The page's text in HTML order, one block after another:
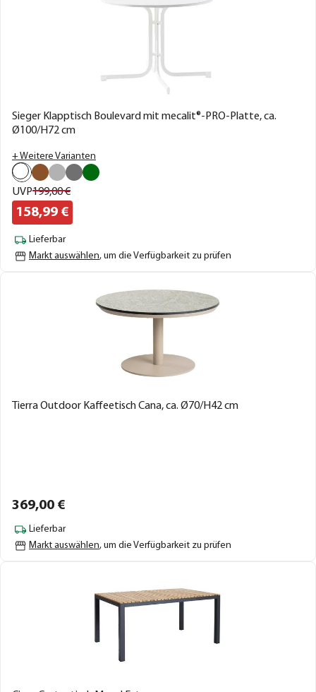
Sieger Klapptisch Boulevard mit mecalit®-PRO-Platte, ca.
Ø100/H72 cm
+ Weitere Varianten
UVP199,00€
158,99 €
Lieferbar
Markt auswählen, um die Verfügbarkeit zu prüfen
Tierra Outdoor Kaffeetisch Cana, ca. Ø70/H42 cm
369,00 €
Lieferbar
Markt auswählen, um die Verfügbarkeit zu prüfen